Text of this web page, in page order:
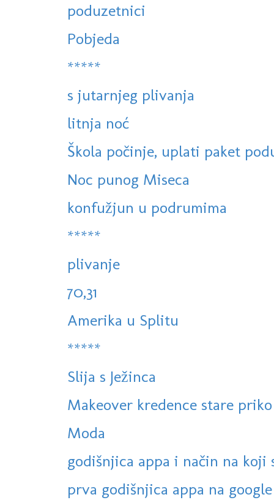
poduzetnici
Pobjeda
*****
s jutarnjeg plivanja
litnja noć
Škola počinje, uplati paket
Noc punog Miseca
konfužjun u podrumima
*****
plivanje
70,31
Amerika u Splitu
*****
Slija s Ježinca
Makeover kredence stare
Moda
godišnjica appa i način na koji
prva godišnjica appa na